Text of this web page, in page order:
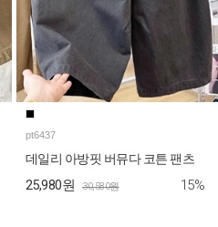
pt6437
데일리 아방핏 버뮤다 코튼 팬츠
25,980원 30,580원 15%